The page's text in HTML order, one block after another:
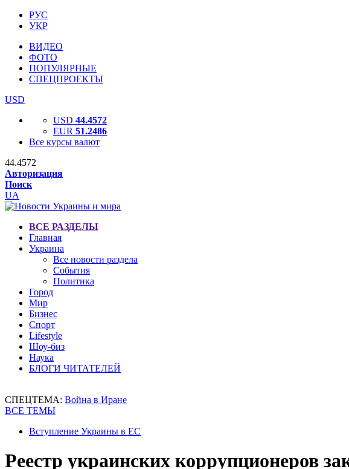
РУС
УКР
ВИДЕО
ФОТО
ПОПУЛЯРНЫЕ
СПЕЦПРОЕКТЫ
USD
USD 44.4572
EUR 51.2486
Все курсы валют
44.4572
Авторизация
Поиск
UA
ВСЕ РАЗДЕЛЫ
Главная
Украина
Все новости раздела
События
Политика
Город
Мир
Бизнес
Спорт
Lifestyle
Шоу-биз
Наука
БЛОГИ ЧИТАТЕЛЕЙ
СПЕЦТЕМА: Война в Иране
ВСЕ ТЕМЫ
Вступление Украины в ЕС
Реестр украинских коррупционеров